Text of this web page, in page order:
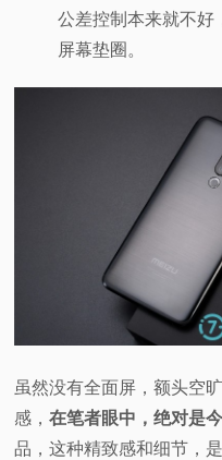
公差控制本来就不好
屏幕垫圈。
虽然没有全面屏，额头空
感，在笔者眼中，绝对是
品，这种精致感和细节，